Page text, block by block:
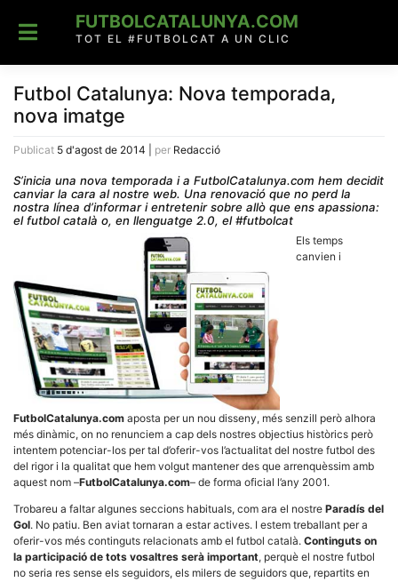
content
FUTBOLCATALUNYA.COM
TOT EL #FUTBOLCAT A UN CLIC
Futbol Catalunya: Nova temporada,
nova imatge
Publicat 5 d'agost de 2014 per Redacció
S’inicia una nova temporada i a FutbolCatalunya.com hem decidit
canviar la cara al nostre web. Una renovació que no perd la
nostra línea d’informar i entretenir sobre allò que ens apassiona:
el futbol català o, en llenguatge 2.0, el #futbolcat
Els temps
canvien i
FutbolCatalunya.com aposta per un nou disseny, més senzill però alhora
més dinàmic, on no renunciem a cap dels nostres objectius històrics però
intentem potenciar-los per tal d’oferir-vos l’actualitat del nostre futbol des
del rigor i la qualitat que hem volgut mantener des que arrenquèssim amb
aquest nom –FutbolCatalunya.com– de forma oficial l’any 2001.
Trobareu a faltar algunes seccions habituals, com ara el nostre Paradís del
Gol. No patiu. Ben aviat tornaran a estar actives. I estem treballant per a
oferir-vos més continguts relacionats amb el futbol català. Continguts on
la participació de tots vosaltres serà important, perquè el nostre futbol
no seria res sense els seguidors, els milers de seguidors que, repartits en
Necessàries
Aquestes
cookies no
són
opcionals,
són